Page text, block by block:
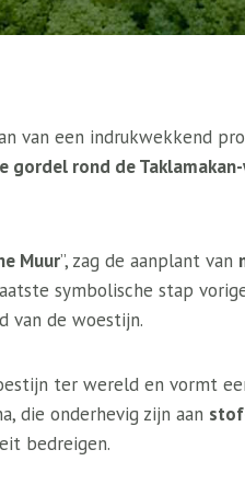
van een indrukwekkend
gordel rond de
Muur”, zag de aanplant van
symbolische stap
van de woestijn.
ter wereld en vormt
die onderhevig zijn aan
bedreigen.